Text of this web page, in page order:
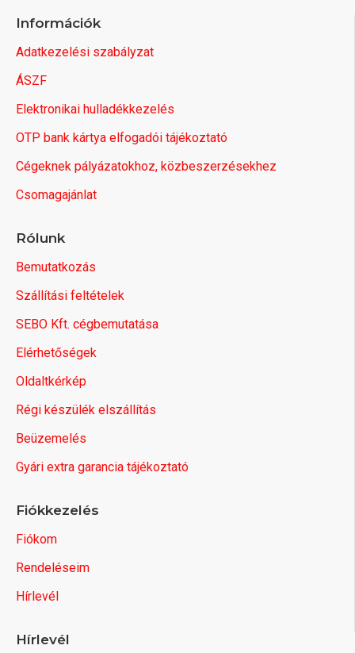
Információk
Adatkezelési szabályzat
ÁSZF
Elektronikai hulladékkezelés
OTP bank kártya elfogadói tájékoztató
Cégeknek pályázatokhoz, közbeszerzésekhez
Csomagajánlat
Rólunk
Bemutatkozás
Szállítási feltételek
SEBO Kft. cégbemutatása
Elérhetőségek
Oldaltkérkép
Régi készülék elszállítás
Beüzemelés
Gyári extra garancia tájékoztató
Fiókkezelés
Fiókom
Rendeléseim
Hírlevél
Hírlevél